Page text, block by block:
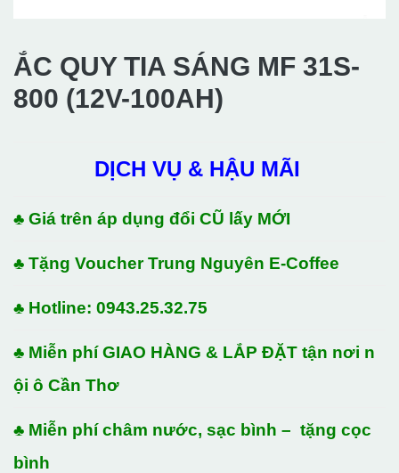
ẮC QUY TIA SÁNG MF 31S-
800 (12V-100AH)
DỊCH VỤ & HẬU MÃI
♣ Giá trên áp dụng đổi CŨ lấy MỚI
♣ Tặng Voucher Trung Nguyên E-Coffee
♣ Hotline: 0943.25.32.75
♣ Miễn phí GIAO HÀNG & LẮP ĐẶT tận nơi n
ội ô Cần Thơ
♣ Miễn phí châm nước, sạc bình – tặng cọc
bình